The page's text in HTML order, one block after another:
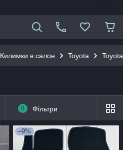
Килимки в салон Toyota
0 Фільтри
–9%